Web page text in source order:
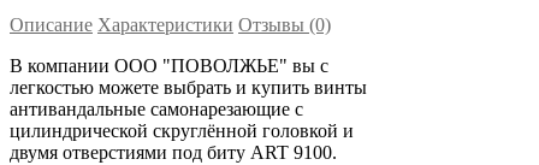
Описание Характеристики Отзывы (0)
В компании ООО "ПОВОЛЖЬЕ" вы с
легкостью можете выбрать и купить винты
антивандальные самонарезающие с
цилиндрической скруглённой головкой и
двумя отверстиями под биту ART 9100.